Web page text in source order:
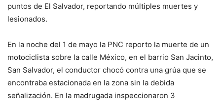
puntos de El Salvador, reportando múltiples muertes y
lesionados.
En la noche del 1 de mayo la PNC reporto la muerte de un
motociclista sobre la calle México, en el barrio San Jacinto,
San Salvador, el conductor chocó contra una grúa que se
encontraba estacionada en la zona sin la debida
señalización. En la madrugada inspeccionaron 3